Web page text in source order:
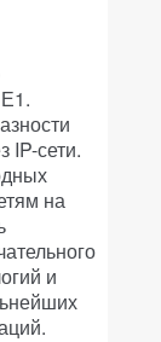
IP-сети.
на
и